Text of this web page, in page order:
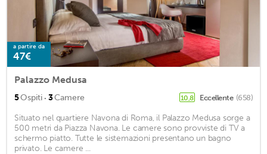
a partire da
47€
Palazzo Medusa
5Ospiti · 3Camere 10,8 Eccellente (658)
Situato nel quartiere Navona di Roma, il Palazzo Medusa sorge a
500 metri da Piazza Navona. Le camere sono provviste di TV a
schermo piatto. Tutte le sistemazioni presentano un bagno
privato. Le camere ...